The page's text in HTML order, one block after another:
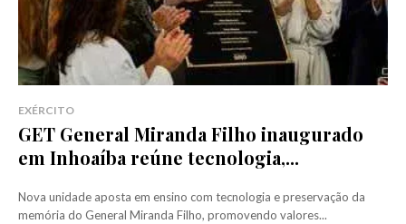
EXÉRCITO
GET General Miranda Filho inaugurado
em Inhoaíba reúne tecnologia,...
Nova unidade aposta em ensino com tecnologia e preservação da
memória do General Miranda Filho, promovendo valores...